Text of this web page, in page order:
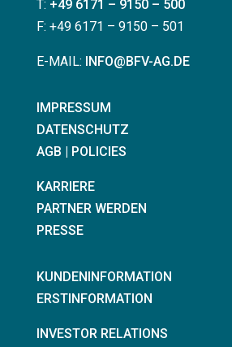
T: +49 6171 – 9150 – 500
F: +49 6171 – 9150 – 501
E-MAIL: INFO@BFV-AG.DE
IMPRESSUM
DATENSCHUTZ
AGB | POLICIES
KARRIERE
PARTNER WERDEN
PRESSE
KUNDENINFORMATION
ERSTINFORMATION
INVESTOR RELATIONS